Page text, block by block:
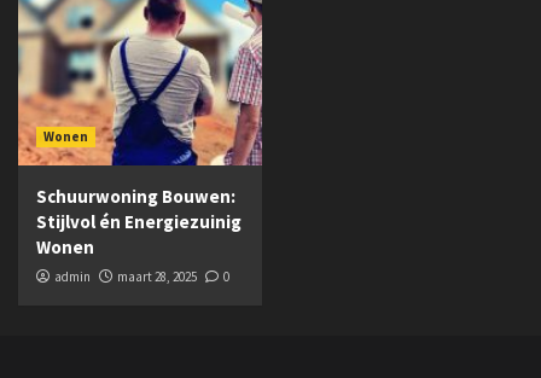
Wonen
Schuurwoning Bouwen:
Stijlvol én Energiezuinig
Wonen
admin maart 28, 2025 0